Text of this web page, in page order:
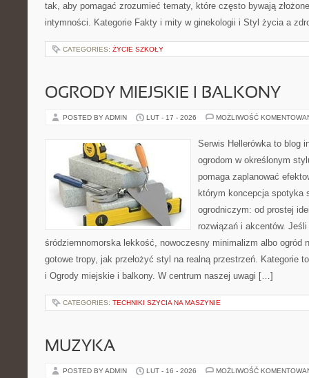
tak, aby pomagać zrozumieć tematy, które często bywają
intymności. Kategorie Fakty i mity w ginekologii i Styl życia a
CATEGORIES: ŻYCIE SZKOŁY
OGRODY MIEJSKIE I BALKONY
POSTED BY ADMIN LUT - 17 - 2026 MOŻLIWOŚĆ
Serwis Hellerówka to blog
ogrodom w określonym
pomaga zaplanować
którym koncepcja spotyka
ogrodniczym: od prostej
rozwiązań i akcentów.
śródziemnomorska lekkość, nowoczesny minimalizm albo ogród
gotowe tropy, jak przełożyć styl na realną przestrzeń. Kategorie
i Ogrody miejskie i balkony. W centrum naszej uwagi […]
CATEGORIES: TECHNIKI SZYCIA NA MASZYNIE
MUZYKA
POSTED BY ADMIN LUT - 16 - 2026 MOŻLIWOŚĆ